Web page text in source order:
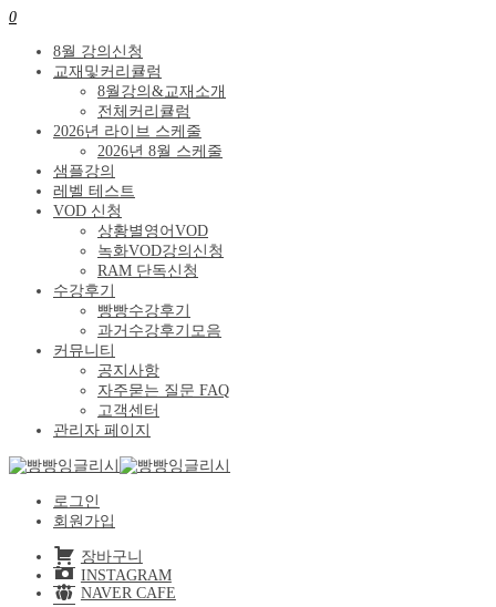
0
8월 강의신청
교재및커리큘럼
8월강의&교재소개
전체커리큘럼
2026년 라이브 스케줄
2026년 8월 스케줄
샘플강의
레벨 테스트
VOD 신청
상황별영어VOD
녹화VOD강의신청
RAM 단독신청
수강후기
빵빵수강후기
과거수강후기모음
커뮤니티
공지사항
자주묻는 질문 FAQ
고객센터
관리자 페이지
로그인
회원가입
장바구니
INSTAGRAM
NAVER CAFE